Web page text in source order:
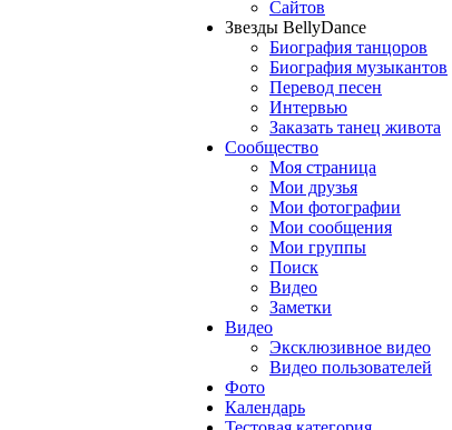
Сайтов
Звезды BellyDance
Биография танцоров
Биография музыкантов
Перевод песен
Интервью
Заказать танец живота
Сообщество
Моя страница
Мои друзья
Мои фотографии
Мои сообщения
Мои группы
Поиск
Видео
Заметки
Видео
Эксклюзивное видео
Видео пользователей
Фото
Календарь